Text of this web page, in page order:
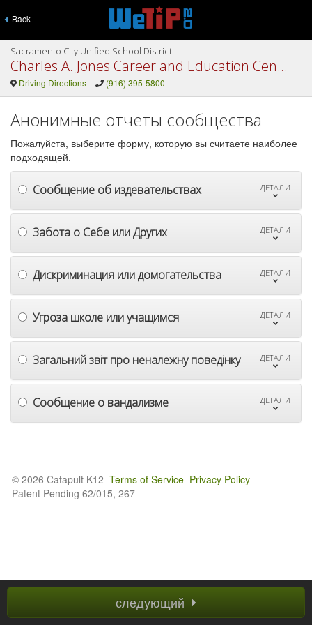
Back
Sacramento City Unified School District
Charles A. Jones Career and Education Center
Driving Directions (916) 395-5800
Анонимные отчеты сообщества
Пожалуйста, выберите форму, которую вы считаете наиболее
подходящей.
Сообщение об издевательствах ДЕТАЛИ
Забота о Себе или Других ДЕТАЛИ
Дискриминация или домогательства ДЕТАЛИ
Угроза школе или учащимся ДЕТАЛИ
Загальний звіт про неналежну поведінку ДЕТАЛИ
Сообщение о вандализме ДЕТАЛИ
следующий
© 2026 Catapult K12 Terms of Service Privacy Policy
Patent Pending 62/015, 267